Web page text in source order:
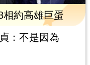
相約高雄巨蛋
：不是因為